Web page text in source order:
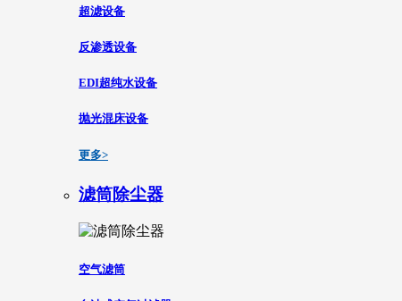
超滤设备
反渗透设备
EDI超纯水设备
抛光混床设备
更多>
滤筒除尘器
空气滤筒